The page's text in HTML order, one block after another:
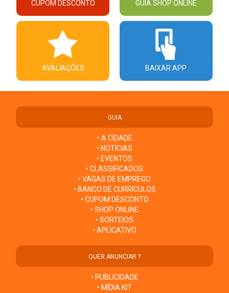
CUPOM DESCONTO GUIA SHOP ONLINE
AVALIAÇÕES BAIXAR APP
GUIA
• A CIDADE
• NOTÍCIAS
• EVENTOS
• CLASSIFICADOS
• VAGAS DE EMPREGO
• BANCO DE CURRÍCULOS
• CUPOM DESCONTO
• SHOP ONLINE
• SORTEIOS
• APLICATIVO
QUER ANUNCIAR ?
• PUBLICIDADE
• MÍDIA KIT